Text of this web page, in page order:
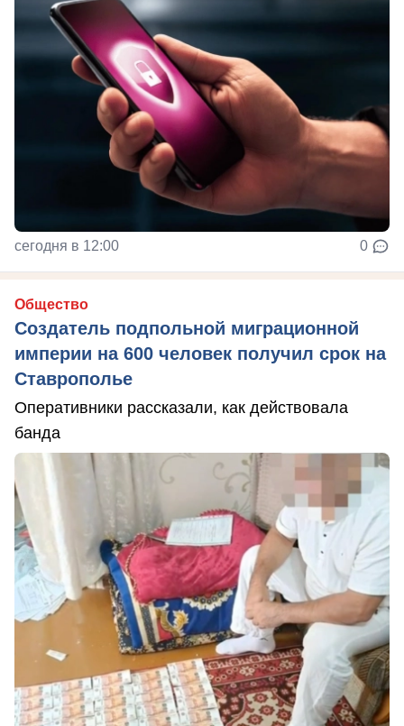
сегодня в 12:00 0
Общество
Создатель подпольной миграционной
империи на 600 человек получил срок на
Ставрополье
Оперативники рассказали, как действовала
банда